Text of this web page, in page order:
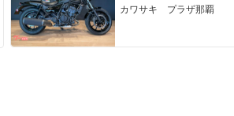
カワサキ プラザ那覇